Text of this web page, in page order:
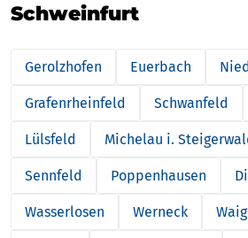
Schweinfurt
Gerolzhofen Euerbach
Grafenrheinfeld Schwanfeld
Lülsfeld Michelau i.
Sennfeld Poppenhausen
Wasserlosen Werneck